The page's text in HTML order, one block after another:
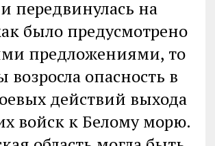
передвинулась на
было предусмотрено
предложениями, то
возросла опасность в
действий выхода
войск к Белому морю.